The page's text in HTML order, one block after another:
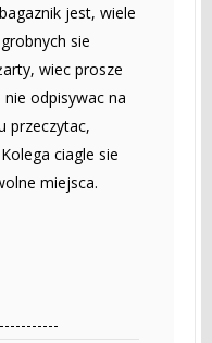
jest, wiele
sie
wiec prosze
odpisywac na
przeczytac,
ciagle sie
miejsca.